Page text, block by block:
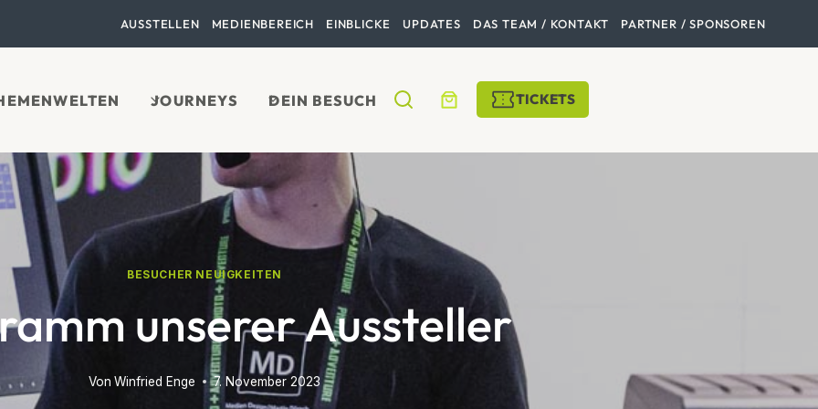
AUSSTELLEN MEDIENBEREICH EINBLICKE UPDATES DAS TEAM / KONTAKT PARTNER / SPONSOREN
JOURNEYS DEIN BESUCH TICKETS
BESUCHER NEUIGKEITEN
unserer Aussteller
Von Winfried Enge 7. November 2023